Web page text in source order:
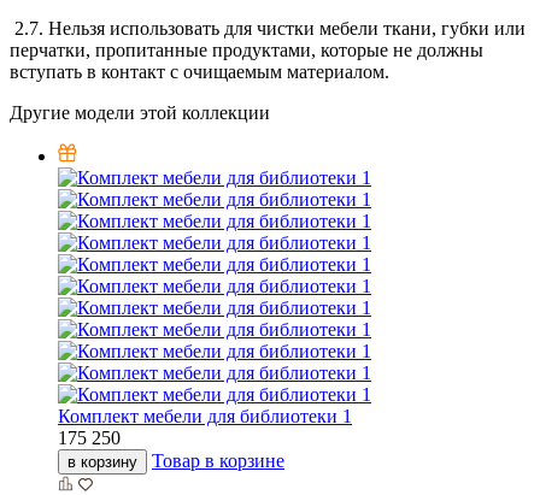
2.7. Нельзя использовать для чистки мебели ткани, губки или
перчатки, пропитанные продуктами, которые не должны
вступать в контакт с очищаемым материалом.
Другие модели этой коллекции
Комплект мебели для библиотеки 1
175 250
в корзину Товар в корзине